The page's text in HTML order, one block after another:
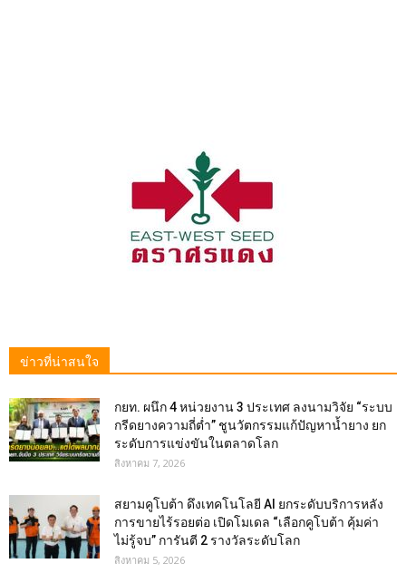
ข่าวที่น่าสนใจ
กยท. ผนึก 4 หน่วยงาน 3 ประเทศ ลงนามวิจัย “ระบบ
กรีดยางความถี่ต่ำ” ชูนวัตกรรมแก้ปัญหาน้ำยาง ยก
ระดับการแข่งขันในตลาดโลก
สิงหาคม 7, 2026
สยามคูโบต้า ดึงเทคโนโลยี AI ยกระดับบริการหลัง
การขายไร้รอยต่อ เปิดโมเดล “เลือกคูโบต้า คุ้มค่า
ไม่รู้จบ” การันตี 2 รางวัลระดับโลก
สิงหาคม 5, 2026